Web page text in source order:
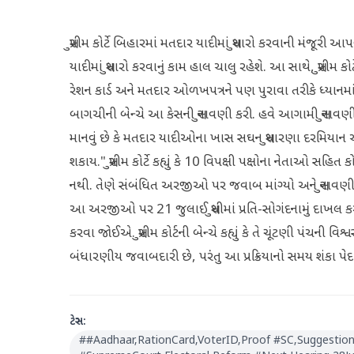
સુપ્રીમ કોર્ટે બિહારમાં મતદાર યાદીમાં સુધારો કરવાની
યાદીમાં સુધારો કરવાનું કામ હાલ ચાલુ રહેશે. આ સાથે,
રેશન કાર્ડ અને મતદાર ઓળખપત્રને પણ પુરાવા તરીકે
બાગચીની બેન્ચે આ કેસની સુનાવણી કરી. હવે આગામી
માનવું છે કે મતદાર યાદીઓના ખાસ સઘન સુધારણા
શકાય." સુપ્રીમ કોર્ટે કહ્યું કે 10 વિપક્ષી પક્ષોના નેતાઓ
નથી. તેણે સંબંધિત અરજીઓ પર જવાબ માંગ્યો અને
આ અરજીઓ પર 21 જુલાઈ સુધીમાં પ્રતિ-સોગંદનામું
કરવા જોઈએ. સુપ્રીમ કોર્ટની બેન્ચે કહ્યું કે તે ચૂંટણી પંચની
બંધારણીય જવાબદારી છે, પરંતુ આ પ્રક્રિયાનો સમય શંકા
ટેગ્સ:
##Aadhaar‚RationCard‚VoterID‚Proof